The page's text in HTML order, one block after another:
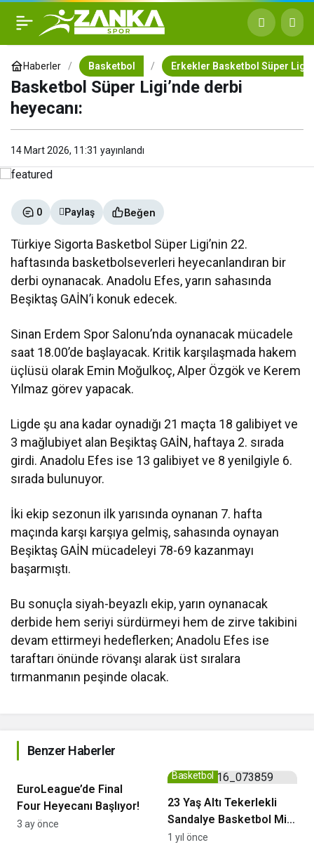
Haberler Basketbol Erkekler Basketbol Süper Ligi
Basketbol Süper Ligi’nde derbi
heyecanı:
14 Mart 2026, 11:31 yayınlandı
0 Paylaş Beğen
Türkiye Sigorta Basketbol Süper Ligi’nin 22.
haftasında basketbolseverleri heyecanlandıran bir
derbi oynanacak. Anadolu Efes, yarın sahasında
Beşiktaş GAİN’i konuk edecek.
Sinan Erdem Spor Salonu’nda oynanacak mücadele
saat 18.00’de başlayacak. Kritik karşılaşmada hakem
üçlüsü olarak Emin Moğulkoç, Alper Özgök ve Kerem
Yılmaz görev yapacak.
Ligde şu ana kadar oynadığı 21 maçta 18 galibiyet ve
3 mağlubiyet alan Beşiktaş GAİN, haftaya 2. sırada
girdi. Anadolu Efes ise 13 galibiyet ve 8 yenilgiyle 6.
sırada bulunuyor.
İki ekip sezonun ilk yarısında oynanan 7. hafta
maçında karşı karşıya gelmiş, sahasında oynayan
Beşiktaş GAİN mücadeleyi 78-69 kazanmayı
başarmıştı.
Bu sonuçla siyah-beyazlı ekip, yarın oynanacak
derbide hem seriyi sürdürmeyi hem de zirve takibini
devam ettirmeyi hedeflerken; Anadolu Efes ise
taraftarı önünde rövanşı alarak üst sıralara
tırmanmanın peşinde olacak.
Basketbol Süper Ligi’nde
derbi heyecanı:
Benzer Haberler
EuroLeague’de Final
Four Heyecanı Başlıyor!
3 ay önce
23 Yaş Altı Tekerlekli
Sandalye Basketbol Milli
Takımı, Dünya
Basketbol
1 yıl önce
NBA